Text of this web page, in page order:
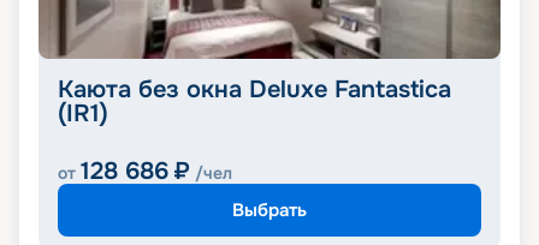
Каюта без окна Deluxe Fantastica
(IR1)
от 128 686 ₽ /чел
Выбрать